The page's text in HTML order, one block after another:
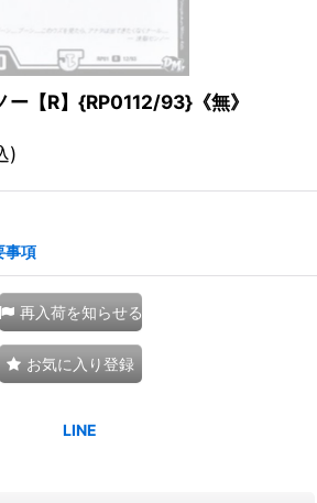
ー【R】{RP0112/93}《無》
)
事項
再入荷を知らせる
お気に入り登録